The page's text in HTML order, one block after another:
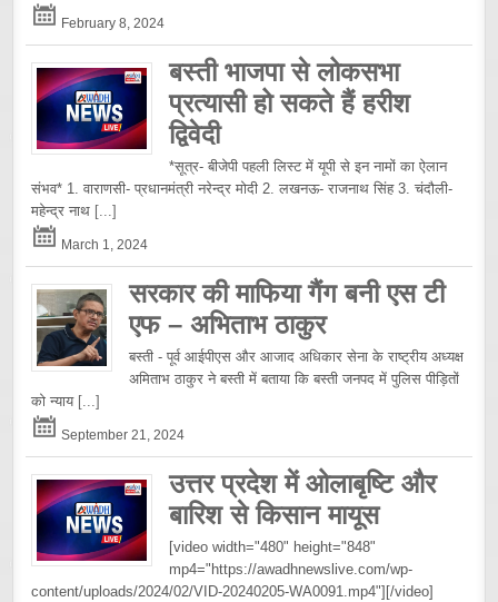
February 8, 2024
बस्ती भाजपा से लोकसभा
प्रत्यासी हो सकते हैं हरीश
द्विवेदी
*सूत्र- बीजेपी पहली लिस्ट में यूपी से इन नामों का ऐलान
संभव* 1. वाराणसी- प्रधानमंत्री नरेन्द्र मोदी 2. लखनऊ- राजनाथ सिंह 3. चंदौली-
महेन्द्र नाथ [...]
March 1, 2024
सरकार की माफिया गैंग बनी एस टी
एफ – अभिताभ ठाकुर
बस्ती - पूर्व आईपीएस और आजाद अधिकार सेना के राष्ट्रीय अध्यक्ष
अमिताभ ठाकुर ने बस्ती में बताया कि बस्ती जनपद में पुलिस पीड़ितों
को न्याय [...]
September 21, 2024
उत्तर प्रदेश में ओलाबृष्टि और
बारिश से किसान मायूस
[video width="480" height="848"
mp4="https://awadhnewslive.com/wp-
content/uploads/2024/02/VID-20240205-WA0091.mp4"][/video]